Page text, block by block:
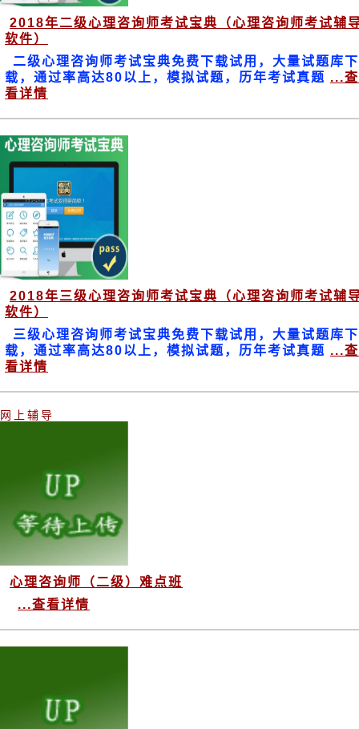
2018年二级心理咨询师考试宝典（心理咨询师考试辅
软件）
二级心理咨询师考试宝典免费下载试用，大量试题库下
载，通过率高达80以上，模拟试题，历年考试真题 ...查
看详情
2018年三级心理咨询师考试宝典（心理咨询师考试辅
软件）
三级心理咨询师考试宝典免费下载试用，大量试题库下
载，通过率高达80以上，模拟试题，历年考试真题 ...查
看详情
网上辅导
心理咨询师（二级）难点班
...查看详情